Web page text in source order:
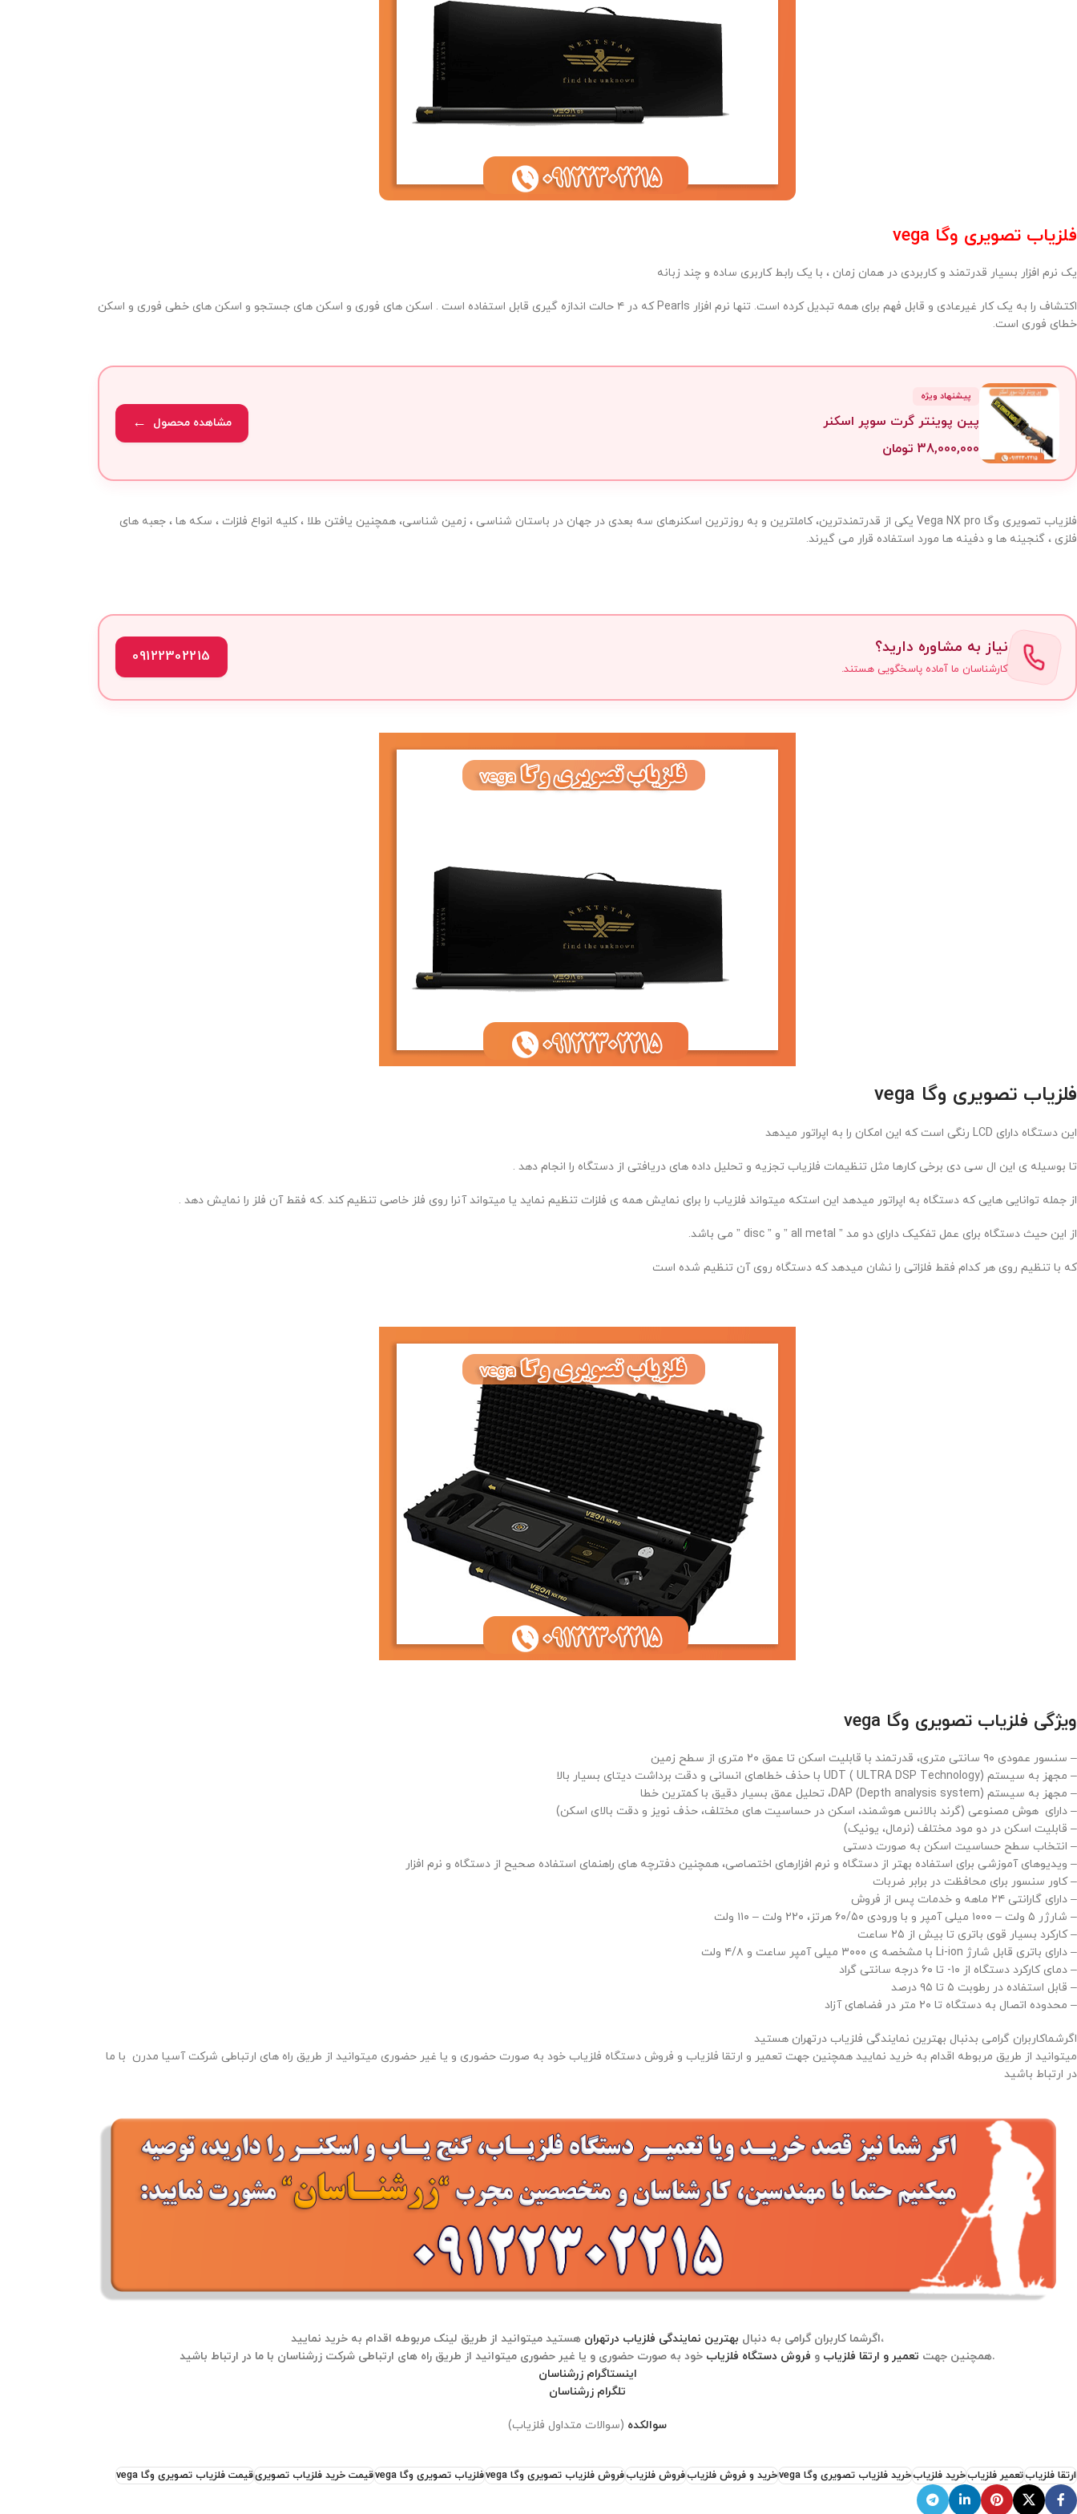
فلزیاب تصویری وگا vega
یک نرم افزار بسیار قدرتمند و کاربردی در همان زمان ، با یک رابط کاربری ساده و چند زبانه
اکتشاف را به یک کار غیرعادی و قابل فهم برای همه تبدیل کرده است. تنها نرم افزار Pearls که در ۴ حالت اندازه گیری قابل استفاده است . اسکن های فوری و اسکن های جستجو و اسکن های خطی فوری و اسکن
خطای فوری است.
پیشنهاد ویژه
پین پوینتر گرت سوپر اسکنر
38,000,000 تومان
مشاهده محصول
فلزیاب تصویری وگا Vega NX pro یکی از قدرتمندترین، کاملترین و به روزترین اسکنرهای سه بعدی در جهان در باستان شناسی ، زمین شناسی، همچنین یافتن طلا ، کلیه انواع فلزات ، سکه ها ، جعبه های
فلزی ، گنجینه ها و دفینه ها مورد استفاده قرار می گیرند.
نیاز به مشاوره دارید؟
کارشناسان ما آماده پاسخگویی هستند.
09122302215
فلزیاب تصویری وگا vega
این دستگاه دارای LCD رنگی است که این امکان را به اپراتور میدهد
تا بوسیله ی این ال سی دی برخی کارها مثل تنظیمات فلزیاب تجزیه و تحلیل داده های دریافتی از دستگاه را انجام دهد .
از جمله توانایی هایی که دستگاه به اپراتور میدهد این استکه میتواند فلزیاب را برای نمایش همه ی فلزات تنظیم نماید یا میتواند آنرا روی فلز خاصی تنظیم کند .که فقط آن فلز را نمایش دهد .
از این حیث دستگاه برای عمل تفکیک دارای دو مد ” all metal ” و ” disc ” می باشد.
که با تنظیم روی هر کدام فقط فلزاتی را نشان میدهد که دستگاه روی آن تنظیم شده است
ویژگی فلزیاب تصویری وگا vega
– سنسور عمودی ۹۰ سانتی متری، قدرتمند با قابلیت اسکن تا عمق ۲۰ متری از سطح زمین
– مجهز به سیستم UDT ( ULTRA DSP Technology) با حذف خطاهای انسانی و دقت برداشت دیتای بسیار بالا
– مجهز به سیستم DAP (Depth analysis system)، تحلیل عمق بسیار دقیق با کمترین خطا
– دارای هوش مصنوعی (گرند بالانس هوشمند، اسکن در حساسیت های مختلف، حذف نویز و دقت بالای اسکن)
– قابلیت اسکن در دو مود مختلف (نرمال، یونیک)
– انتخاب سطح حساسیت اسکن به صورت دستی
– ویدیوهای آموزشی برای استفاده بهتر از دستگاه و نرم افزارهای اختصاصی، همچنین دفترچه های راهنمای استفاده صحیح از دستگاه و نرم افزار
– کاور سنسور برای محافظت در برابر ضربات
– دارای گارانتی ۲۴ ماهه و خدمات پس از فروش
– شارژر ۵ ولت – ۱۰۰۰ میلی آمپر و با ورودی ۶۰/۵۰ هرتز، ۲۲۰ ولت – ۱۱۰ ولت
– کارکرد بسیار قوی باتری تا بیش از ۲۵ ساعت
– دارای باتری قابل شارژ Li-ion با مشخصه ی ۳۰۰۰ میلی آمپر ساعت و ۴/۸ ولت
– دمای کارکرد دستگاه از ۱۰- تا ۶۰ درجه سانتی گراد
– قابل استفاده در رطوبت ۵ تا ۹۵ درصد
– محدوده اتصال به دستگاه تا ۲۰ متر در فضاهای آزاد
اگرشماکاربران گرامی بدنبال بهترین نمایندگی فلزیاب درتهران هستید
میتوانید از طریق مربوطه اقدام به خرید نمایید همچنین جهت تعمیر و ارتقا فلزیاب و فروش دستگاه فلزیاب خود به صورت حضوری و یا غیر حضوری میتوانید از طریق راه های ارتباطی شرکت آسیا مدرن با ما
در ارتباط باشید
اگرشما کاربران گرامی به دنبال بهترین نمایندگی فلزیاب درتهران
هستید میتوانید از طریق لینک مربوطه اقدام به خرید نمایید،
همچنین جهت تعمیر و ارتقا فلزیاب و فروش دستگاه فلزیاب
خود به صورت حضوری و یا غیر حضوری میتوانید از طریق راه های ارتباطی شرکت زرشناسان با ما در ارتباط باشید.
اینستاگرام زرشناسان
تلگرام زرشناسان
سوالکده (سوالات متداول فلزیاب)
ارتقا فلزیابتعمیر فلزیابخرید فلزیابخرید فلزیاب تصویری وگا vega خرید و فروش فلزیابفروش فلزیابفروش فلزیاب تصویری وگا vega فلزیاب تصویری وگا vega قیمت خرید فلزیاب تصویریقیمت فلزیاب تصویری وگا vega